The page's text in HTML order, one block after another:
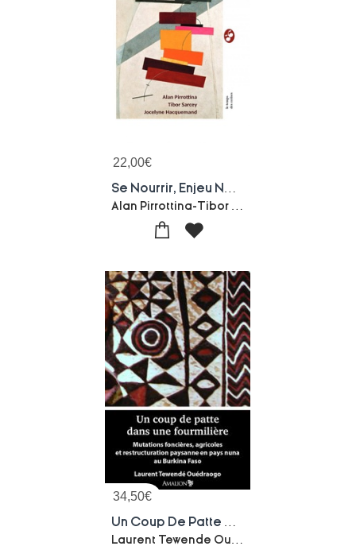
22,00€
34,50€